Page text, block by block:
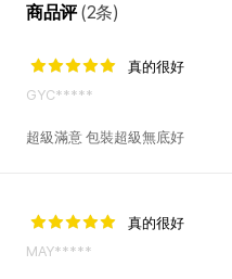
商品评(2条)
真的很好
GYC*****
超級滿意 包裝超級無底好
真的很好
MAY*****